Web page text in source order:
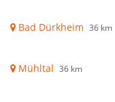
Bad Dürkheim 36 km
Mühltal 36 km